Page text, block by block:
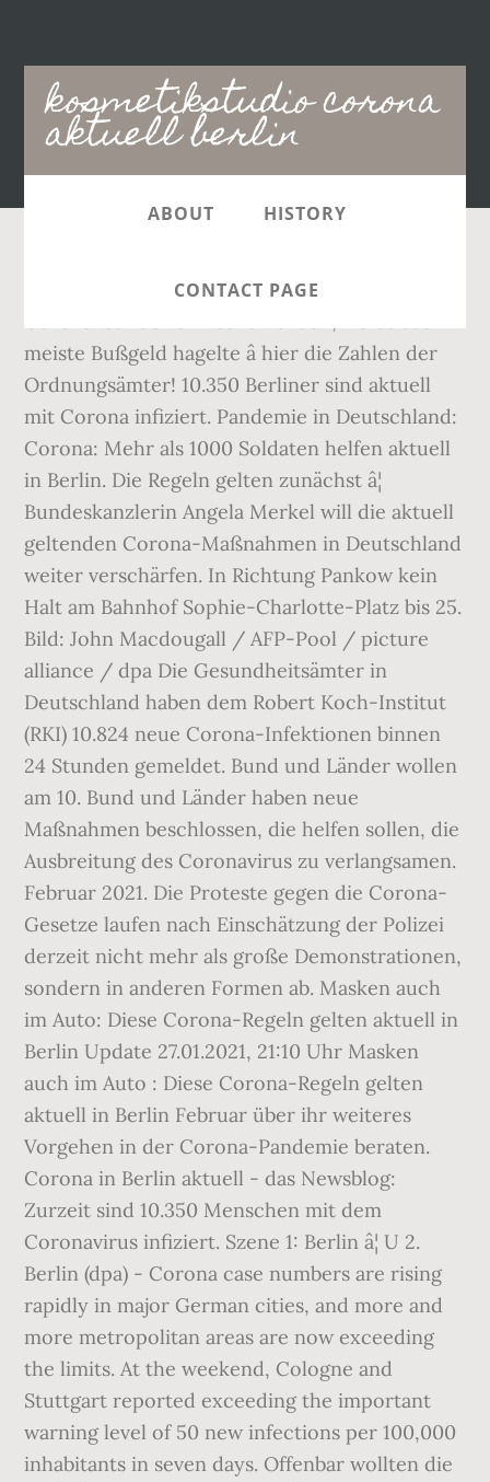
kosmetikstudio corona
aktuell berlin
Main
navigation
ABOUT HISTORY
CONTACT PAGE
Mitte: Im â¦ Wo in Berlin besonders viele
meiste Bußgeld hagelte â hier die Zahlen der
Ordnungsämter! 10.350 Berliner sind aktuell
mit Corona infiziert. Pandemie in Deutschland:
Corona: Mehr als 1000 Soldaten helfen aktuell
in Berlin. Die Regeln gelten zunächst â¦
Bundeskanzlerin Angela Merkel will die aktuell
geltenden Corona-Maßnahmen in Deutschland
weiter verschärfen. In Richtung Pankow kein
Halt am Bahnhof Sophie-Charlotte-Platz bis 25.
Bild: John Macdougall / AFP-Pool / picture
alliance / dpa Die Gesundheitsämter in
Deutschland haben dem Robert Koch-Institut
(RKI) 10.824 neue Corona-Infektionen binnen
24 Stunden gemeldet. Bund und Länder wollen
am 10. Bund und Länder haben neue
Maßnahmen beschlossen, die helfen sollen, die
Ausbreitung des Coronavirus zu verlangsamen.
Februar 2021. Die Proteste gegen die Corona-
Gesetze laufen nach Einschätzung der Polizei
derzeit nicht mehr als große Demonstrationen,
sondern in anderen Formen ab. Masken auch
im Auto: Diese Corona-Regeln gelten aktuell in
Berlin Update 27.01.2021, 21:10 Uhr Masken
auch im Auto : Diese Corona-Regeln gelten
aktuell in Berlin Februar über ihr weiteres
Vorgehen in der Corona-Pandemie beraten.
Corona in Berlin aktuell - das Newsblog:
Zurzeit sind 10.350 Menschen mit dem
Coronavirus infiziert. Szene 1: Berlin â¦ U 2.
Berlin (dpa) - Corona case numbers are rising
rapidly in major German cities, and more and
more metropolitan areas are now exceeding
the limits. At the weekend, Cologne and
Stuttgart reported exceeding the important
warning level of 50 new infections per 100,000
inhabitants in seven days. Offenbar wollten die